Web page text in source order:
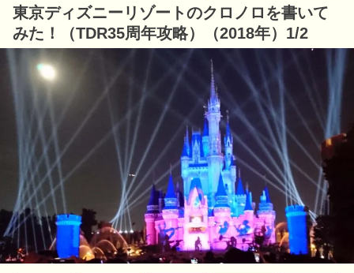
東京ディズニーリゾートのクロノロを書いて
みた！（TDR35周年攻略）（2018年）1/2